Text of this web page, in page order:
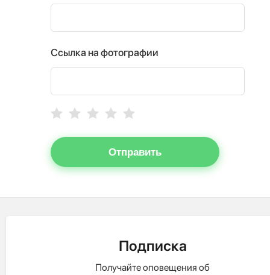
Ссылка на фотографии
Отправить
Подписка
Получайте оповещения об